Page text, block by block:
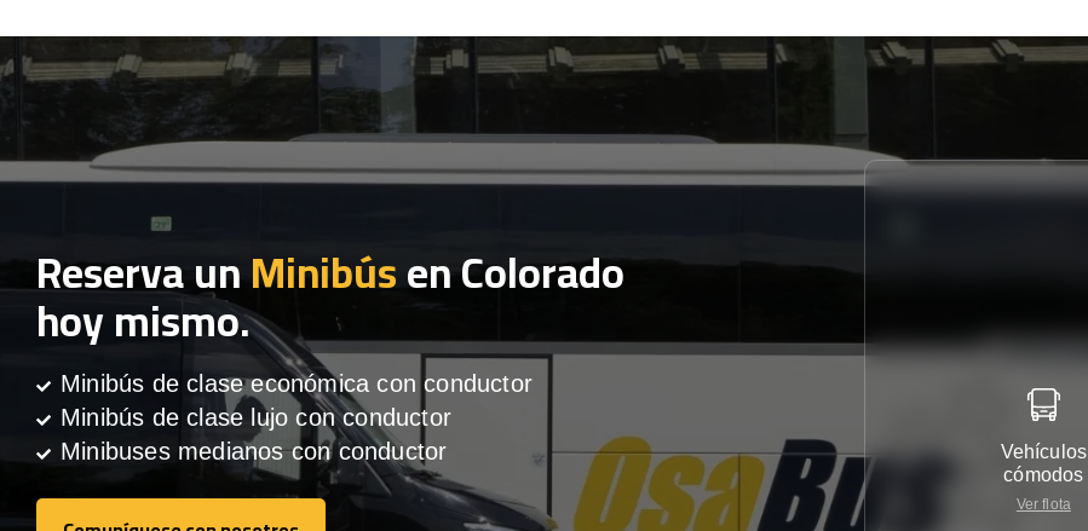
Reserva unMinibúsen Colorado
hoy mismo.
Minibús de clase económica con conductor
Minibús de clase lujo con conductor
Minibuses medianos con conductor
Vehículos
cómodos
Ver flota